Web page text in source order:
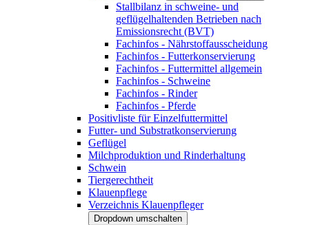
Stallbilanz in schweine- und
geflügelhaltenden Betrieben nach
Emissionsrecht (BVT)
Fachinfos - Nährstoffausscheidung
Fachinfos - Futterkonservierung
Fachinfos - Futtermittel allgemein
Fachinfos - Schweine
Fachinfos - Rinder
Fachinfos - Pferde
Positivliste für Einzelfuttermittel
Futter- und Substratkonservierung
Geflügel
Milchproduktion und Rinderhaltung
Schwein
Tiergerechtheit
Klauenpflege
Verzeichnis Klauenpfleger
Dropdown umschalten